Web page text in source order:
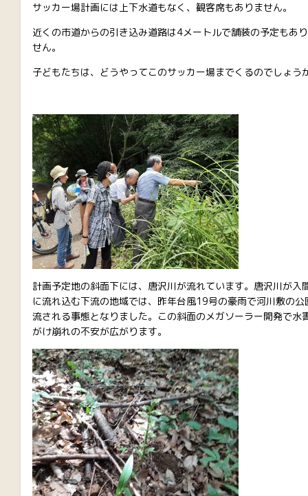
サッカー場計画には上下水道もなく、観客席もありません。
近くの市道からの引き込み道路は4メートルで舗装の予定もあ
せん。
子どもたちは、どうやってこのサッカー場までくるのでしょう
計画予定地の斜面下には、唐沢川が流れています。唐沢川が入
に流れ込む下流の地域では、昨年台風19号の豪雨で河川敷の公
流される事態となりました。この斜面のメガソーラー開発で水
がけ崩れの不安が広がります。